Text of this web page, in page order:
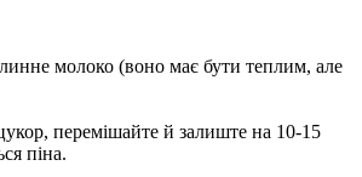
молоко (воно має бути теплим, але
перемішайте й залиште на 10-15
піна.